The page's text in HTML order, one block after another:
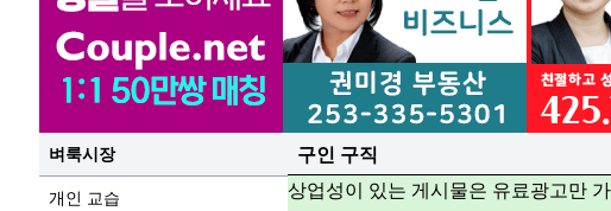
벼룩시장
개인 교습
구인 구직
상업성이 있는 게시물은 유료광고만